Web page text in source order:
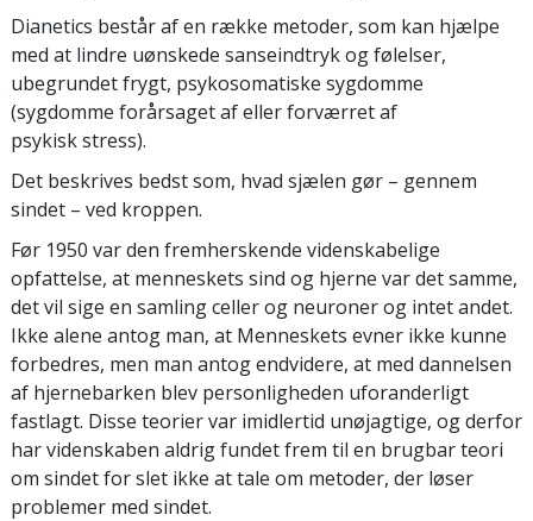
Dianetics består af en række metoder, som kan hjælpe
med at lindre uønskede sanseindtryk og følelser,
ubegrundet frygt, psykosomatiske sygdomme
(sygdomme forårsaget af eller forværret af
psykisk stress).
Det beskrives bedst som, hvad sjælen gør – gennem
sindet – ved kroppen.
Før 1950 var den fremherskende videnskabelige
opfattelse, at menneskets sind og hjerne var det samme,
det vil sige en samling celler og neuroner og intet andet.
Ikke alene antog man, at Menneskets evner ikke kunne
forbedres, men man antog endvidere, at med dannelsen
af hjernebarken blev personligheden uforanderligt
fastlagt. Disse teorier var imidlertid unøjagtige, og derfor
har videnskaben aldrig fundet frem til en brugbar teori
om sindet for slet ikke at tale om metoder, der løser
problemer med sindet.